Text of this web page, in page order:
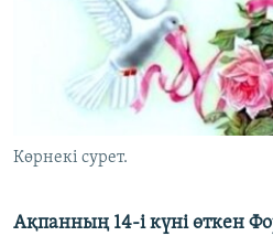
Русский
ЖАЗЫЛЫҢЫЗ
Көрнекі сурет.
Ақпанның 14-і күні өткен